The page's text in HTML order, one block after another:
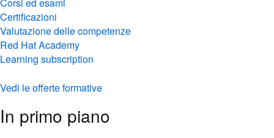
Certificazioni
Valutazione delle competenze
Red Hat Academy
Learning subscription
Vedi le offerte formative
In primo piano